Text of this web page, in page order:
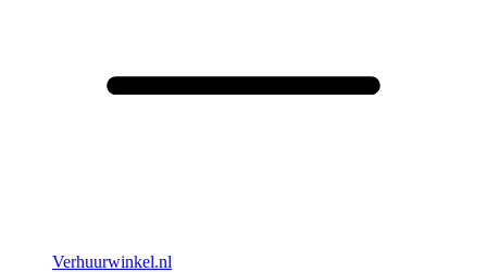
Verhuurwinkel.nl